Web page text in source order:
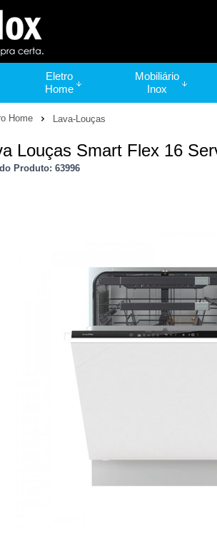
Eletro
Home
Mobiliário
Inox
Home Lava-Louças
Louças Smart Flex 16
Produto: 63996